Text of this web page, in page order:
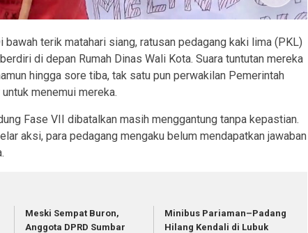
bawah terik matahari siang, ratusan pedagang kaki lima (PKL)
di depan Rumah Dinas Wali Kota. Suara tuntutan mereka
hingga sore tiba, tak satu pun perwakilan Pemerintah
menemui mereka.
Fase VII dibatalkan masih menggantung tanpa kepastian.
aksi, para pedagang mengaku belum mendapatkan jawaban
Meski Sempat Buron,
Anggota DPRD Sumbar
Minibus Pariaman–Padang
Hilang Kendali di Lubuk